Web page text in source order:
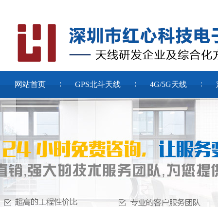
网站首页 GPS北斗天线 4G/5G天线